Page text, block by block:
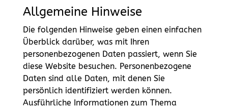
Allgemeine Hinweise
Die folgenden Hinweise geben einen einfachen
Überblick darüber, was mit Ihren
personenbezogenen Daten passiert, wenn Sie
diese Website besuchen. Personenbezogene
Daten sind alle Daten, mit denen Sie
persönlich identifiziert werden können.
Ausführliche Informationen zum Thema